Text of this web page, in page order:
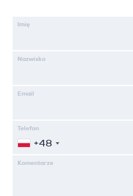
Imię
Nazwisko
Email
Telefon
+48
Komentarze